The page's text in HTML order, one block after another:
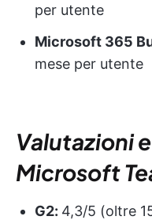
per utente
Microsoft 365
mese per utente
Valutazioni
Microsoft
G2: 4,3/5 (oltre